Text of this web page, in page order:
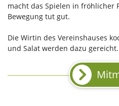
macht das Spielen in fröhlicher
Bewegung tut gut.
Die Wirtin des Vereinshauses
und Salat werden dazu